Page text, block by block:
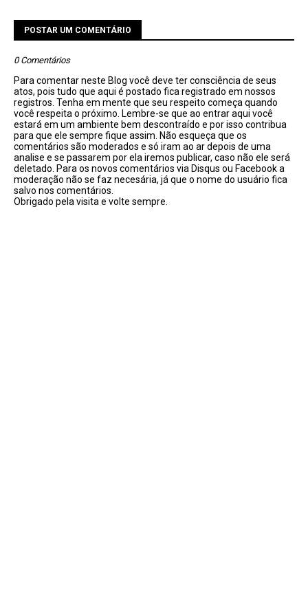
POSTAR UM COMENTÁRIO
0 Comentários
Para comentar neste Blog você deve ter consciência de seus
atos, pois tudo que aqui é postado fica registrado em nossos
registros. Tenha em mente que seu respeito começa quando
você respeita o próximo. Lembre-se que ao entrar aqui você
estará em um ambiente bem descontraído e por isso contribua
para que ele sempre fique assim. Não esqueça que os
comentários são moderados e só iram ao ar depois de uma
analise e se passarem por ela iremos publicar, caso não ele será
deletado. Para os novos comentários via Disqus ou Facebook a
moderação não se faz necesária, já que o nome do usuário fica
salvo nos comentários.
Obrigado pela visita e volte sempre.